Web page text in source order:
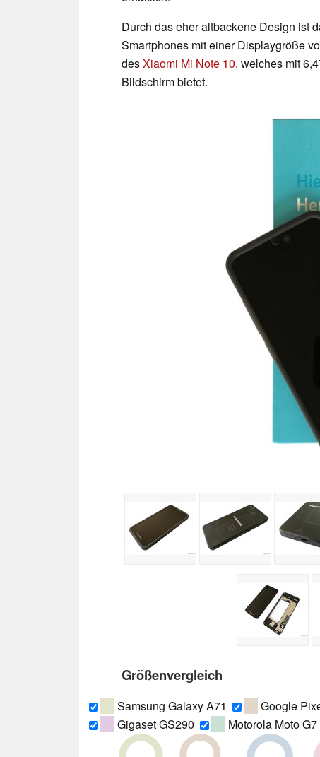
Durch das eher altbackene Design ist
Smartphones mit einer Displaygröße
desXiaomi Mi Note 10, welches mit
Bildschirm bietet.
Größenvergleich
Samsung Galaxy A71 Google
Gigaset GS290
Motorola Moto